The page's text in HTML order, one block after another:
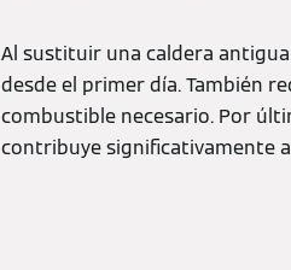
Al sustituir una caldera
desde el primer día. También
combustible necesario. Por
contribuye significativamente